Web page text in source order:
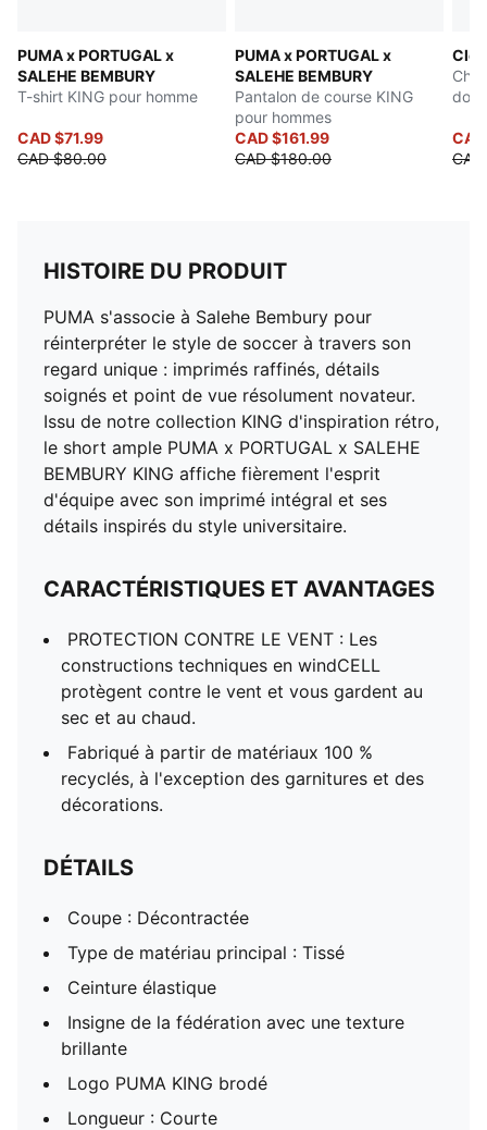
PUMA x PORTUGAL x
SALEHE BEMBURY
T-shirt KING pour homme
CAD $71.99
CAD $80.00
PUMA x PORTUGAL x
SALEHE BEMBURY
Pantalon de course KING
pour hommes
CAD $161.99
CAD $180.00
HISTOIRE DU PRODUIT
PUMA s'associe à Salehe Bembury pour
réinterpréter le style de soccer à travers son
regard unique : imprimés raffinés, détails
soignés et point de vue résolument novateur.
Issu de notre collection KING d'inspiration rétro,
le short ample PUMA x PORTUGAL x SALEHE
BEMBURY KING affiche fièrement l'esprit
d'équipe avec son imprimé intégral et ses
détails inspirés du style universitaire.
CARACTÉRISTIQUES ET AVANTAGES
PROTECTION CONTRE LE VENT : Les
constructions techniques en windCELL
protègent contre le vent et vous gardent au
sec et au chaud.
Fabriqué à partir de matériaux 100 %
recyclés, à l'exception des garnitures et des
décorations.
DÉTAILS
Coupe : Décontractée
Type de matériau principal : Tissé
Ceinture élastique
Insigne de la fédération avec une texture
brillante
Logo PUMA KING brodé
Longueur : Courte